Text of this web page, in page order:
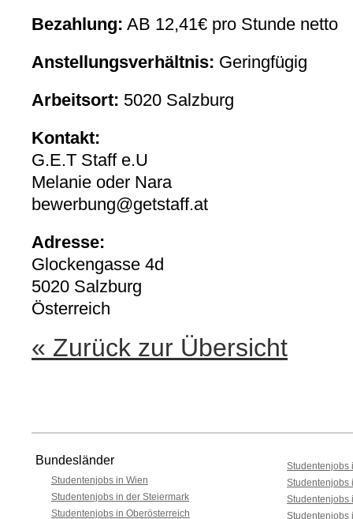
Bezahlung: AB 12,41€ pro Stunde netto
Anstellungsverhältnis: Geringfügig
Arbeitsort: 5020 Salzburg
Kontakt:
G.E.T Staff e.U
Melanie oder Nara
bewerbung@getstaff.at
Adresse:
Glockengasse 4d
5020 Salzburg
Österreich
« Zurück zur Übersicht
Bundesländer
Studentenjobs in Wien
Studentenjobs in der Steiermark
Studentenjobs in Oberösterreich
Studentenjobs
Studentenjobs
Studentenjobs
Studentenjobs